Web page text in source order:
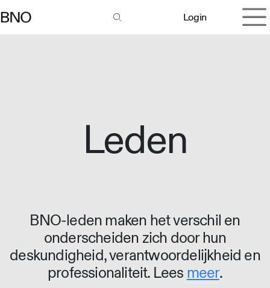
Login
Leden
BNO-leden maken het verschil en
onderscheiden zich door hun
deskundigheid, verantwoordelijkheid en
professionaliteit. Lees meer.